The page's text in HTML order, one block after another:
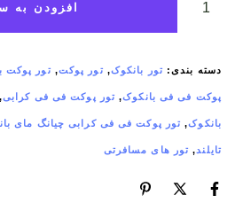
افزودن به
دسته بندی: تور بانکوک, تور پوکت, تور پوکت
پوکت فی فی بانکوک, تور پوکت فی فی کرابی,
بانکوک, تور پوکت فی فی کرابی چیانگ مای
تایلند, تور های مسافرتی